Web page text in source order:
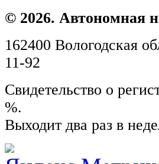
© 2026. Автономная
162400 Вологодская
11-92
Свидетельство о
%.
Выходит два раз в